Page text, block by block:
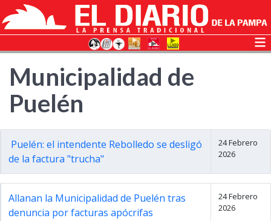
Municipalidad de
Puelén
Puelén: el intendente Rebolledo se desligó
de la factura "trucha"
24 Febrero
2026
Allanan la Municipalidad de Puelén tras
denuncia por facturas apócrifas
24 Febrero
2026